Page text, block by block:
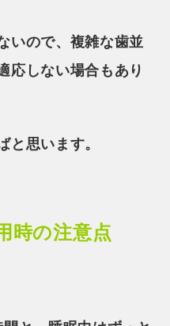
いので、複雑な歯並
応しない場合もあり
と思います。
の注意点